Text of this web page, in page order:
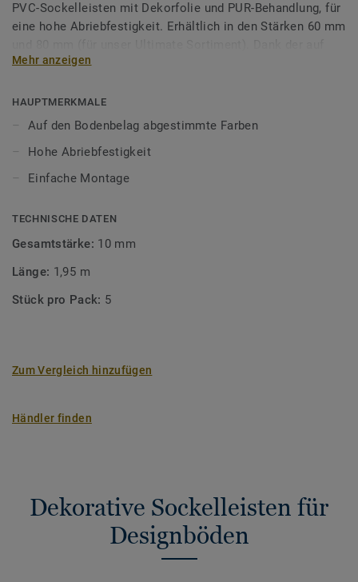
PVC-Sockelleisten mit Dekorfolie und PUR-Behandlung, für
eine hohe Abriebfestigkeit. Erhältlich in den Stärken 60 mm
unsere Designböden abgestimmten Farben sorgen Sie für
Mehr anzeigen
HAUPTMERKMALE
Auf den Bodenbelag abgestimmte Farben
Hohe Abriebfestigkeit
Einfache Montage
TECHNISCHE DATEN
Gesamtstärke: 10 mm
Länge: 1,95 m
Stück pro Pack: 5
Zum Vergleich hinzufügen
Händler finden
Dekorative Sockelleisten für
Designböden